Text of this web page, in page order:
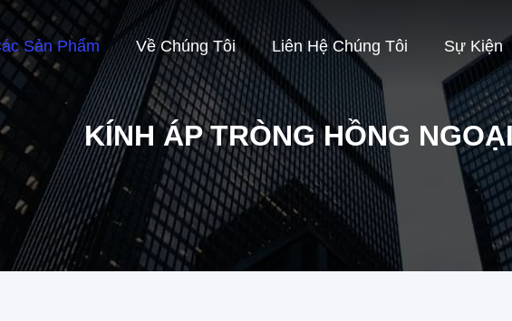
Sản Phẩm Về Chúng Tôi Liên Hệ Chúng Tôi Sự Kiện
KÍNH ÁP TRÒNG HỒNG NGOẠI